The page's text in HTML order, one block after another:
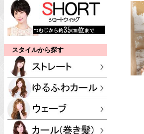
スタイルから探す